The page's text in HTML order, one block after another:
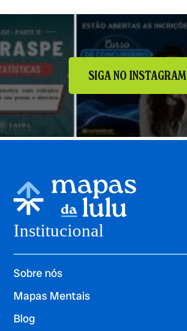
SIGA NO INSTAGRAM
Institucional
Sobre nós
Mapas Mentais
Blog